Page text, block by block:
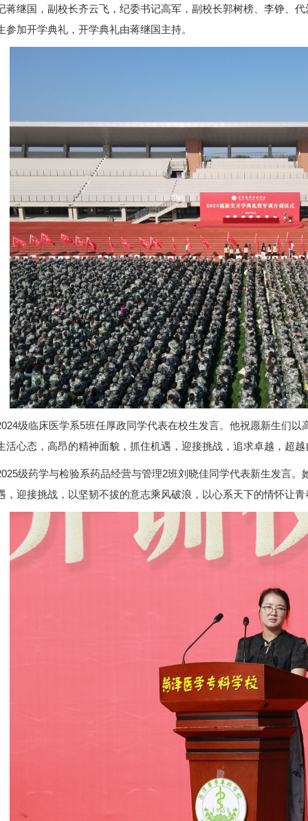
蒋继国，副校长齐云飞，纪委书记高军，副校长郭树榜、李铮、
参加开学典礼，开学典礼由蒋继国主持。
级临床医学系5班任厚政同学代表在校生发言。他祝愿新生们
活心态，高昂的精神面貌，抓住机遇，迎接挑战，追求卓越，超越
级药学与检验系药品经营与管理2班刘晓佳同学代表新生发言
，迎接挑战，以坚韧不拔的意志乘风破浪，以心系天下的情怀让青